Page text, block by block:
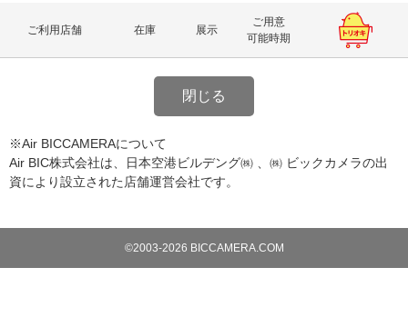
ご利用店舗 在庫 展示
ご用意
可能時期
閉じる
※Air BICCAMERAについて
Air BIC株式会社は、日本空港ビルデング㈱ 、㈱ ビックカメラの出
資により設立された店舗運営会社です。
©2003-2026 BICCAMERA.COM